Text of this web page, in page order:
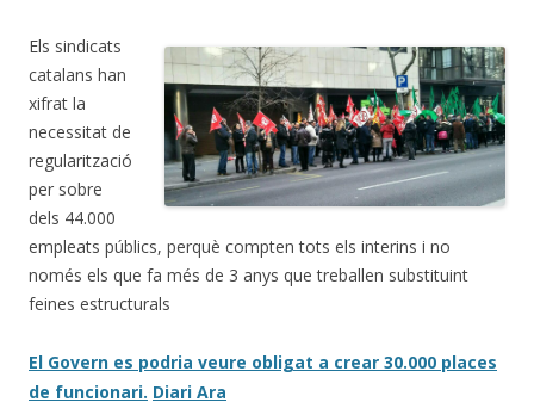
Els sindicats
catalans han
xifrat la
necessitat de
regularització
per sobre
dels 44.000
empleats públics, perquè compten tots els interins i no
només els que fa més de 3 anys que treballen substituint
feines estructurals
El Govern es podria veure obligat a crear 30.000 places
de funcionari. Diari Ara